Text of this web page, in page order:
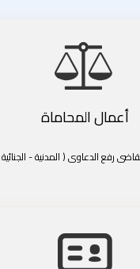
أعمال المحاماة
رفع الدعاوى ( المدنية -